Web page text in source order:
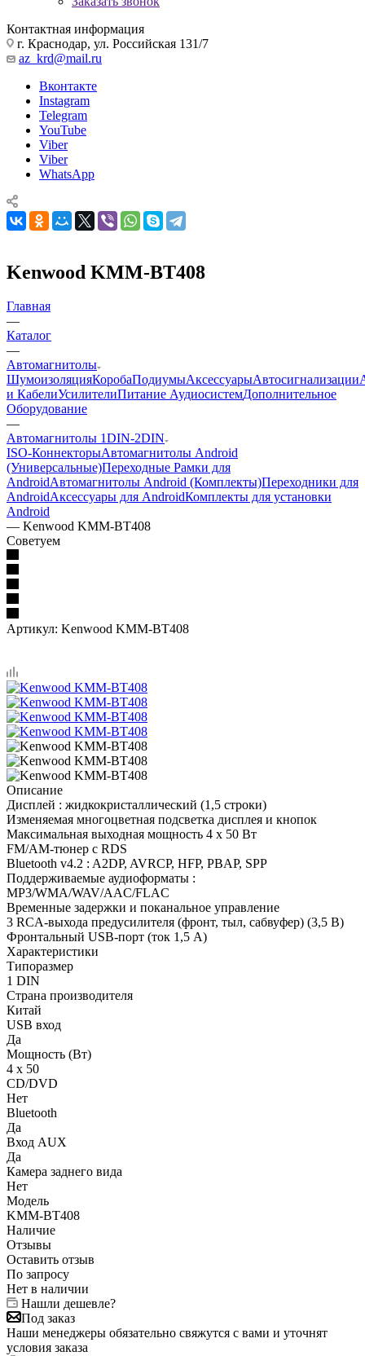
Контактная информация
г. Краснодар, ул. Российская 131/7
az_krd@mail.ru
Вконтакте
Instagram
Telegram
YouTube
Viber
Viber
WhatsApp
Kenwood KMM-BT408
Главная
—
Каталог
—
Автомагнитолы
ШумоизоляцияКоробаПодиумыАксессуарыАвтосигнализации
и КабелиУсилителиПитание АудиосистемДополнительное
Оборудование
—
Автомагнитолы 1DIN-2DIN
ISO-КоннекторыАвтомагнитолы Android
(Универсальные)Переходные Рамки для
AndroidАвтомагнитолы Android (Комплекты)Переходники для
AndroidАксессуары для AndroidКомплекты для установки
Android
— Kenwood KMM-BT408
Советуем
Артикул: Kenwood KMM-BT408
Описание
Дисплей : жидкокристаллический (1,5 строки)
Изменяемая многоцветная подсветка дисплея и кнопок
Максимальная выходная мощность 4 x 50 Вт
FM/AM-тюнер с RDS
Bluetooth v4.2 : A2DP, AVRCP, HFP, PBAP, SPP
Поддерживаемые аудиоформаты :
MP3/WMA/WAV/AAC/FLAC
Временные задержки и поканальное управление
3 RCA-выхода предусилителя (фронт, тыл, сабвуфер) (3,5 В)
Фронтальный USB-порт (ток 1,5 А)
Характеристики
Типоразмер
1 DIN
Страна производителя
Китай
USB вход
Да
Мощность (Вт)
4 х 50
CD/DVD
Нет
Bluetooth
Да
Вход AUX
Да
Камера заднего вида
Нет
Модель
KMM-BT408
Наличие
Отзывы
Оставить отзыв
По запросу
Нет в наличии
Нашли дешевле?
Под заказ
Наши менеджеры обязательно свяжутся с вами и уточнят
условия заказа